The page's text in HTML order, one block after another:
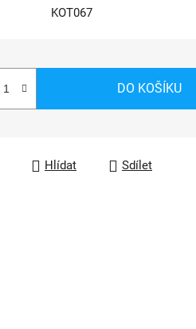
KOT067
DO KOŠÍKU
Hlídat Sdílet